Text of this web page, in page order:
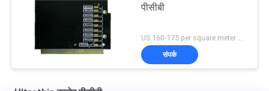
पीसीबी
संपर्क